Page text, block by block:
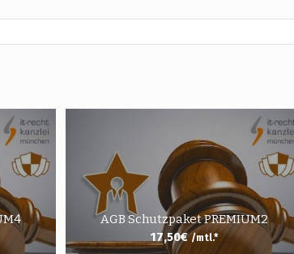
AGB Schutzpaket PREMIUM2
17,50€ /mtl.*